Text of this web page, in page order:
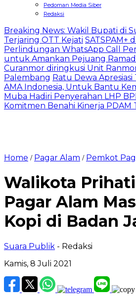
Pedoman Media Siber
Redaksi
Breaking News: Wakil Bupati di
Terjaring OTT Kejati SATSPAM+
Perlindungan WhatsApp Call
untuk Amankan Pejuang
Curanmor diringkusi Unit
Palembang Ratu Dewa
AMA Indonesia, Untuk Bantu
Muba Hadiri Penyerahan LHP
Komitmen Benahi Kinerja PDAM
Home / Pagar Alam / Pemkot
Walikota
Pagar Alam
Kopi di Badan
Suara Publik - Redaksi
Kamis, 8 Juli 2021